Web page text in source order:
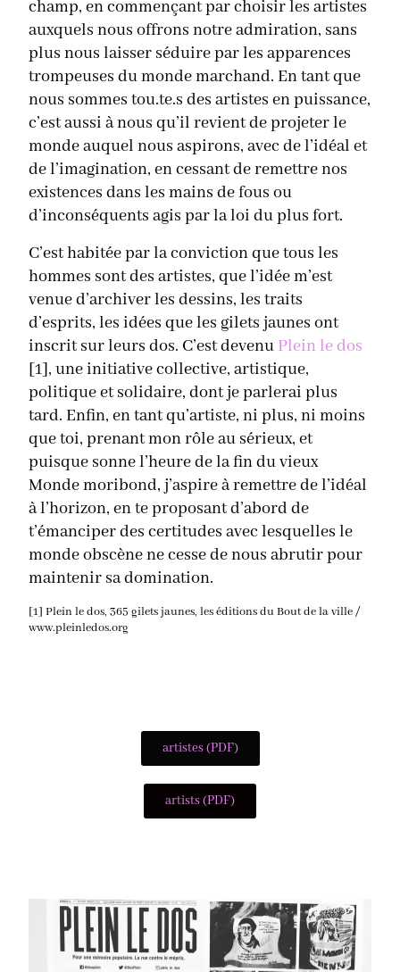
champ, en commençant par choisir les artistes
auxquels nous offrons notre admiration, sans
plus nous laisser séduire par les apparences
trompeuses du monde marchand. En tant que
nous sommes tou.te.s des artistes en puissance,
c’est aussi à nous qu’il revient de projeter le
monde auquel nous aspirons, avec de l’idéal et
de l’imagination, en cessant de remettre nos
existences dans les mains de fous ou
d’inconséquents agis par la loi du plus fort.
C’est habitée par la conviction que tous les
hommes sont des artistes, que l’idée m’est
venue d’archiver les dessins, les traits
d’esprits, les idées que les gilets jaunes ont
inscrit sur leurs dos. C’est devenu Plein le dos
[1], une initiative collective, artistique,
politique et solidaire, dont je parlerai plus
tard. Enfin, en tant qu’artiste, ni plus, ni moins
que toi, prenant mon rôle au sérieux, et
puisque sonne l’heure de la fin du vieux
Monde moribond, j’aspire à remettre de l’idéal
à l’horizon, en te proposant d’abord de
t’émanciper des certitudes avec lesquelles le
monde obscène ne cesse de nous abrutir pour
maintenir sa domination.
[1] Plein le dos, 365 gilets jaunes, les éditions du Bout de la ville /
www.pleinledos.org
artistes (PDF)
artists (PDF)